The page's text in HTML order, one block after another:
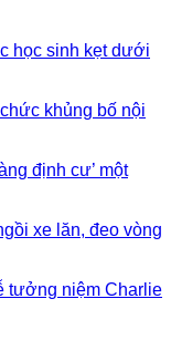
học sinh kẹt dưới
khủng bố nội
định cư’ một
xe lăn, đeo vòng
tưởng niệm Charlie